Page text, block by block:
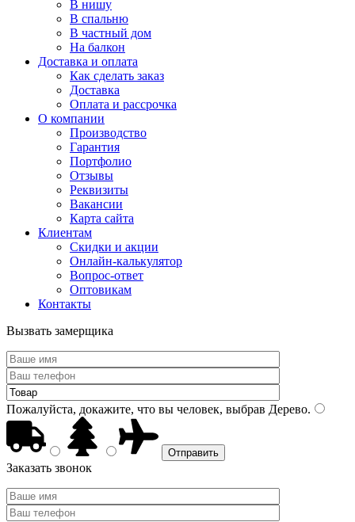
В нишу
В спальню
В частный дом
На балкон
Доставка и оплата
Как сделать заказ
Доставка
Оплата и рассрочка
О компании
Производство
Гарантия
Портфолио
Отзывы
Реквизиты
Вакансии
Карта сайта
Клиентам
Скидки и акции
Онлайн-калькулятор
Вопрос-ответ
Оптовикам
Контакты
Вызвать замерщика
Пожалуйста, докажите, что вы человек, выбрав Дерево.
Заказать звонок